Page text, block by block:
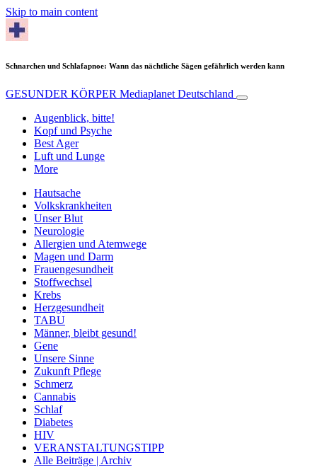
Skip to main content
Schnarchen und Schlafapnoe: Wann das nächtliche Sägen gefährlich werden kann
GESUNDER KÖRPER Mediaplanet Deutschland
Augenblick, bitte!
Kopf und Psyche
Best Ager
Luft und Lunge
More
Hautsache
Volkskrankheiten
Unser Blut
Neurologie
Allergien und Atemwege
Magen und Darm
Frauengesundheit
Stoffwechsel
Krebs
Herzgesundheit
TABU
Männer, bleibt gesund!
Gene
Unsere Sinne
Zukunft Pflege
Schmerz
Cannabis
Schlaf
Diabetes
HIV
VERANSTALTUNGSTIPP
Alle Beiträge | Archiv